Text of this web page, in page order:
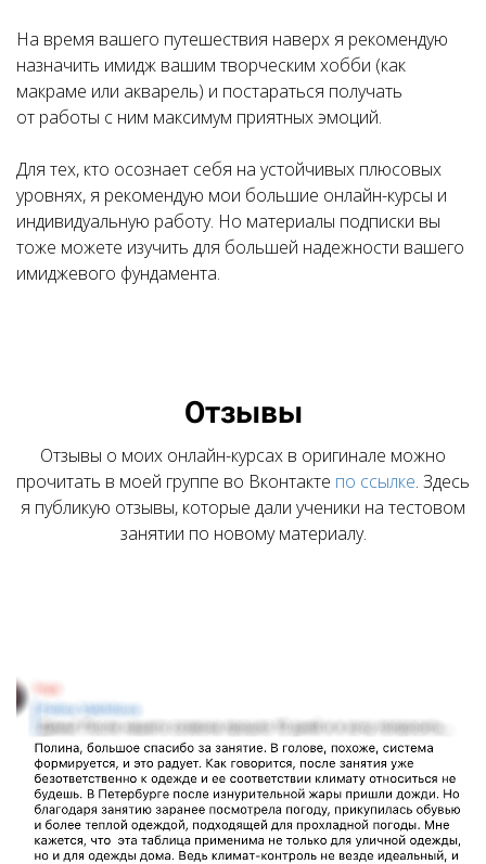
На время вашего путешествия наверх я рекомендую
назначить имидж вашим творческим хобби (как
макраме или акварель) и постараться получать
от работы с ним максимум приятных эмоций.
Для тех, кто осознает себя на устойчивых плюсовых
уровнях, я рекомендую мои большие онлайн-курсы и
индивидуальную работу. Но материалы подписки вы
тоже можете изучить для большей надежности вашего
имиджевого фундамента.
Отзывы
Отзывы о моих онлайн-курсах в оригинале можно
прочитать в моей группе во Вконтакте по ссылке. Здесь
я публикую отзывы, которые дали ученики на тестовом
занятии по новому материалу.